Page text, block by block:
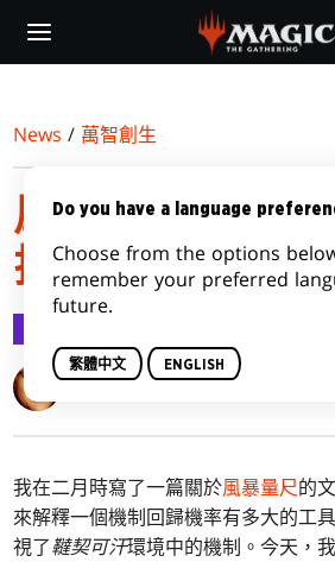
main
News / 萬智創生
風暴量尺：拉尼
拉尼卡
Mark Rosewater
我在二月時寫了一篇關於風暴量尺的
來解釋一個機制回歸機率有多大的工
視了韃契可汗環境中的機制。今天，
Do you have a language
Choose from the options
remember your preferred
future.
繁體中文 ENGLISH